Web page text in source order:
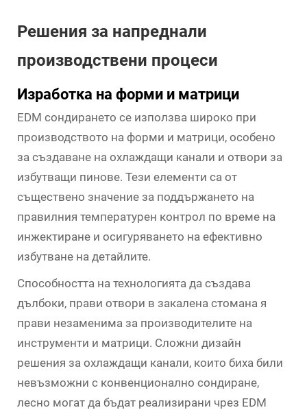
Решения за напреднали
производствени процеси
Изработка на форми и матрици
EDM сондирането се използва широко при
производството на форми и матрици, особено
за създаване на охлаждащи канали и отвори за
избутващи пинове. Тези елементи са от
съществено значение за поддържането на
правилния температурен контрол по време на
инжектиране и осигуряването на ефективно
избутване на детайлите.
Способността на технологията да създава
дълбоки, прави отвори в закалена стомана я
прави незаменима за производителите на
инструменти и матрици. Сложни дизайн
решения за охлаждащи канали, които биха били
невъзможни с конвенционално сондиране,
лесно могат да бъдат реализирани чрез EDM